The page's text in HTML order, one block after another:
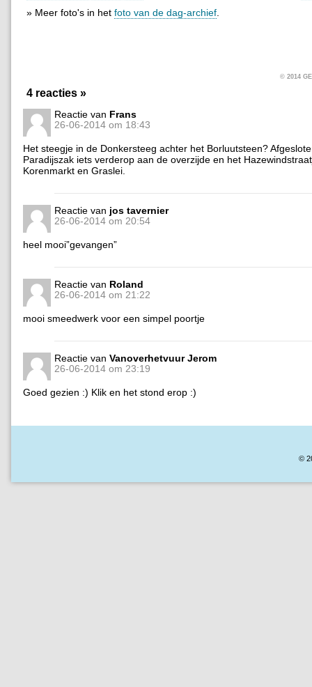
» Meer foto's in het foto van de dag-archief
© 2014
4 reacties »
Reactie van Frans
26-06-2014 om 18:43
Het steegje in de Donkersteeg achter het Borluutsteen?
Paradijszak iets verderop aan de overzijde en het
Korenmarkt en Graslei.
Reactie van jos tavernier
26-06-2014 om 20:54
heel mooi”gevangen”
Reactie van Roland
26-06-2014 om 21:22
mooi smeedwerk voor een simpel poortje
Reactie van Vanoverhetvuur Jerom
26-06-2014 om 23:19
Goed gezien :) Klik en het stond erop :)
©